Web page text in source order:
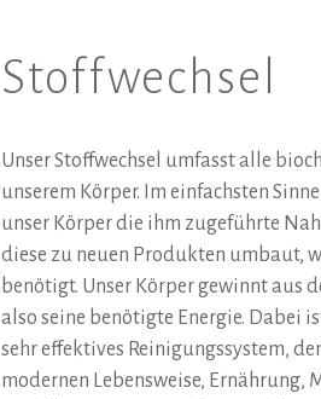
Stoffwechsel
Unser Stoffwechsel umfasst alle
unserem Körper. Im einfachsten
unser Körper die ihm zugeführte
diese zu neuen Produkten umbaut,
benötigt. Unser Körper gewinnt aus
also seine benötigte Energie. Dabei
sehr effektives Reinigungssystem,
modernen Lebensweise, Ernährung,